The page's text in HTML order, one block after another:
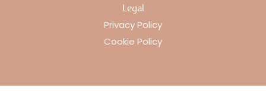
Legal
Privacy Policy
Cookie Policy